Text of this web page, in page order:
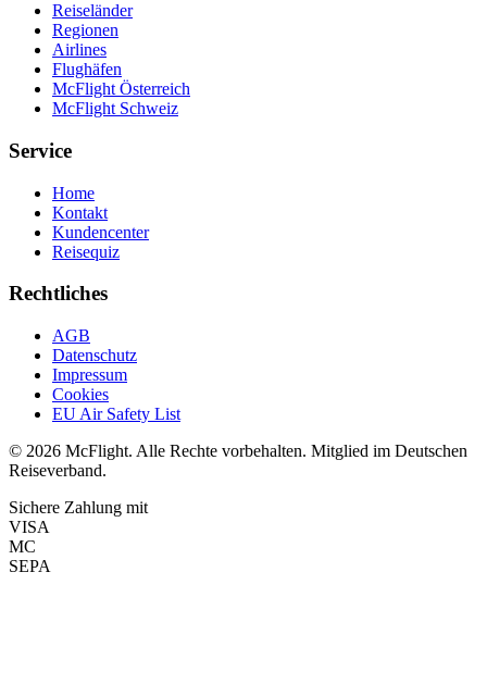
Reiseländer
Regionen
Airlines
Flughäfen
McFlight Österreich
McFlight Schweiz
Service
Home
Kontakt
Kundencenter
Reisequiz
Rechtliches
AGB
Datenschutz
Impressum
Cookies
EU Air Safety List
© 2026 McFlight. Alle Rechte vorbehalten. Mitglied im Deutschen
Reiseverband.
Sichere Zahlung mit
VISA
MC
SEPA